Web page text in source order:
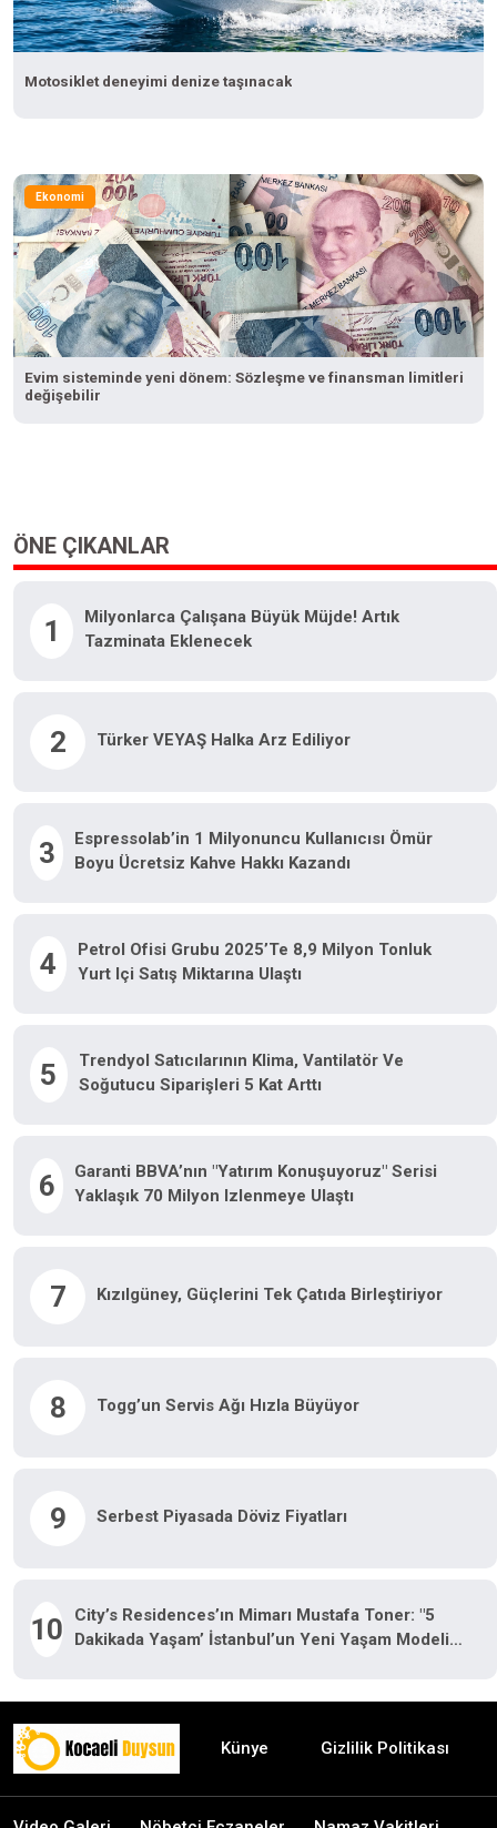
Motosiklet deneyimi denize taşınacak
Ekonomi
Evim sisteminde yeni dönem: Sözleşme ve finansman limitleri
değişebilir
ÖNE ÇIKANLAR
1
Milyonlarca Çalışana Büyük Müjde! Artık
Tazminata Eklenecek
2 Türker VEYAŞ Halka Arz Ediliyor
3
Espressolab’in 1 Milyonuncu Kullanıcısı Ömür
Boyu Ücretsiz Kahve Hakkı Kazandı
4
Petrol Ofisi Grubu 2025’te 8,9 Milyon Tonluk
Yurt Içi Satış Miktarına Ulaştı
5
Trendyol Satıcılarının Klima, Vantilatör Ve
Soğutucu Siparişleri 5 Kat Arttı
6
Garanti BBVA’nın "Yatırım Konuşuyoruz" Serisi
Yaklaşık 70 Milyon Izlenmeye Ulaştı
7 Kızılgüney, Güçlerini Tek Çatıda Birleştiriyor
8 Togg’un Servis Ağı Hızla Büyüyor
9 Serbest Piyasada Döviz Fiyatları
10
City’s Residences’ın Mimarı Mustafa Toner: "5
Dakikada Yaşam’ İstanbul’un Yeni Yaşam Modeli
Künye Gizlilik Politikası